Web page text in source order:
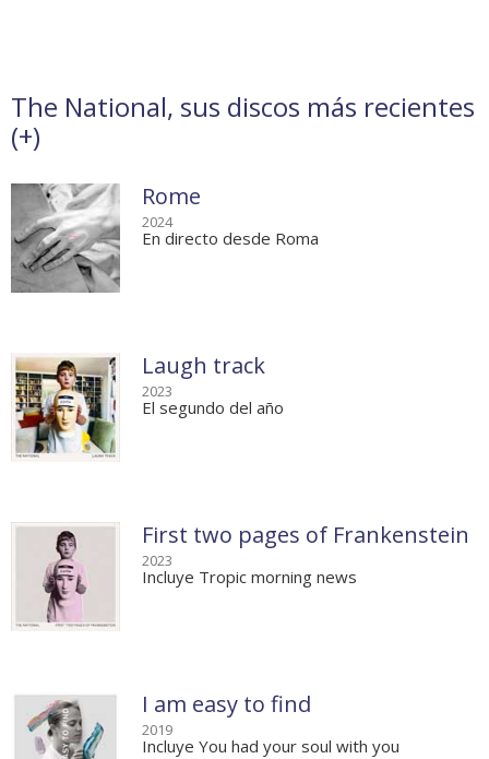
The National, sus discos más recientes
(+)
Rome
2024
En directo desde Roma
Laugh track
2023
El segundo del año
First two pages of Frankenstein
2023
Incluye Tropic morning news
I am easy to find
2019
Incluye You had your soul with you